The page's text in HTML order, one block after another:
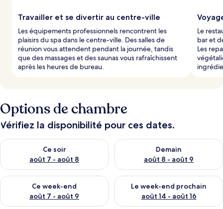
Travailler et se divertir au centre-ville
Les équipements professionnels rencontrent les
plaisirs du spa dans le centre-ville. Des salles de
réunion vous attendent pendant la journée, tandis
que des massages et des saunas vous rafraîchissent
après les heures de bureau.
Le
bar et
Les
Options de chambre
Vérifiez la disponibilité pour ces dates.
Ce soir
août 7 - août 8
Vérifier la disponibilité pour ce soir août 7 - août 8
Demain
août 8 - août 9
Vérifier la disponibilité pour
Ce week-end
août 7 - août 9
Vérifier la disponibilité pour ce week-end août 7 - août 9
Le week-end prochain
août 14 - août 16
Vérifier la disponibilité pour